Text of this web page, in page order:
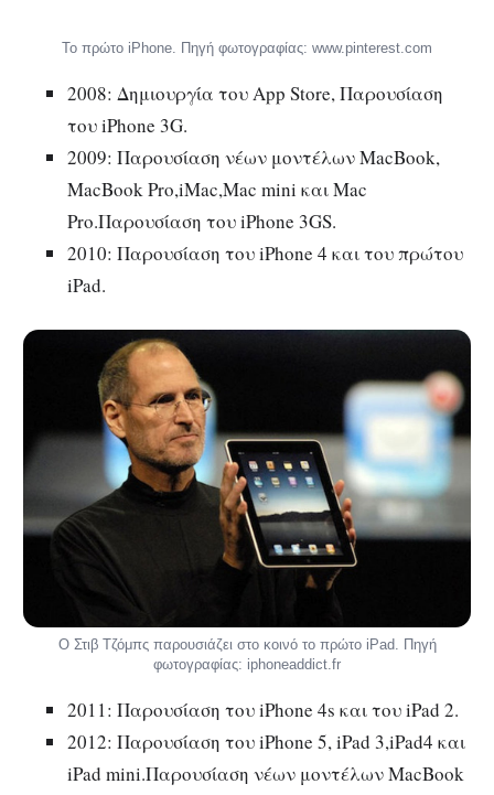
Το πρώτο iPhone. Πηγή φωτογραφίας: www.pinterest.com
2008: Δημιουργία του App Store, Παρουσίαση
του iPhone 3G.
2009: Παρουσίαση νέων μοντέλων MacBook,
MacBook Pro,iMac,Mac mini και Mac
Pro.Παρουσίαση του iPhone 3GS.
2010: Παρουσίαση του iPhone 4 και του πρώτου
iPad.
Ο Στιβ Τζόμπς παρουσιάζει στο κοινό το πρώτο iPad. Πηγή
φωτογραφίας: iphoneaddict.fr
2011: Παρουσίαση του iPhone 4s και του iPad 2.
2012: Παρουσίαση του iPhone 5, iPad 3,iPad4 και
iPad mini.Παρουσίαση νέων μοντέλων MacBook